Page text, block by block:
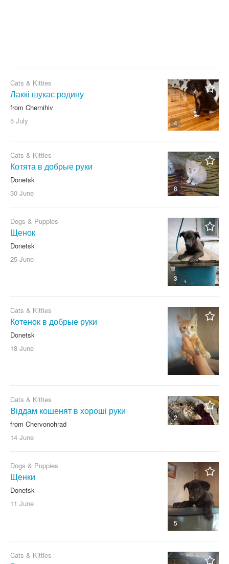
4
Cats & Kitties
Лаккі шукає родину
from Chernihiv
5 July
8
Cats & Kitties
Котята в добрые руки
Donetsk
30 June
3
Dogs & Puppies
Щенок
Donetsk
25 June
Cats & Kitties
Котенок в добрые руки
Donetsk
18 June
2
Cats & Kitties
Віддам кошенят в хороші руки
from Chervonohrad
14 June
5
Dogs & Puppies
Щенки
Donetsk
11 June
Cats & Kitties